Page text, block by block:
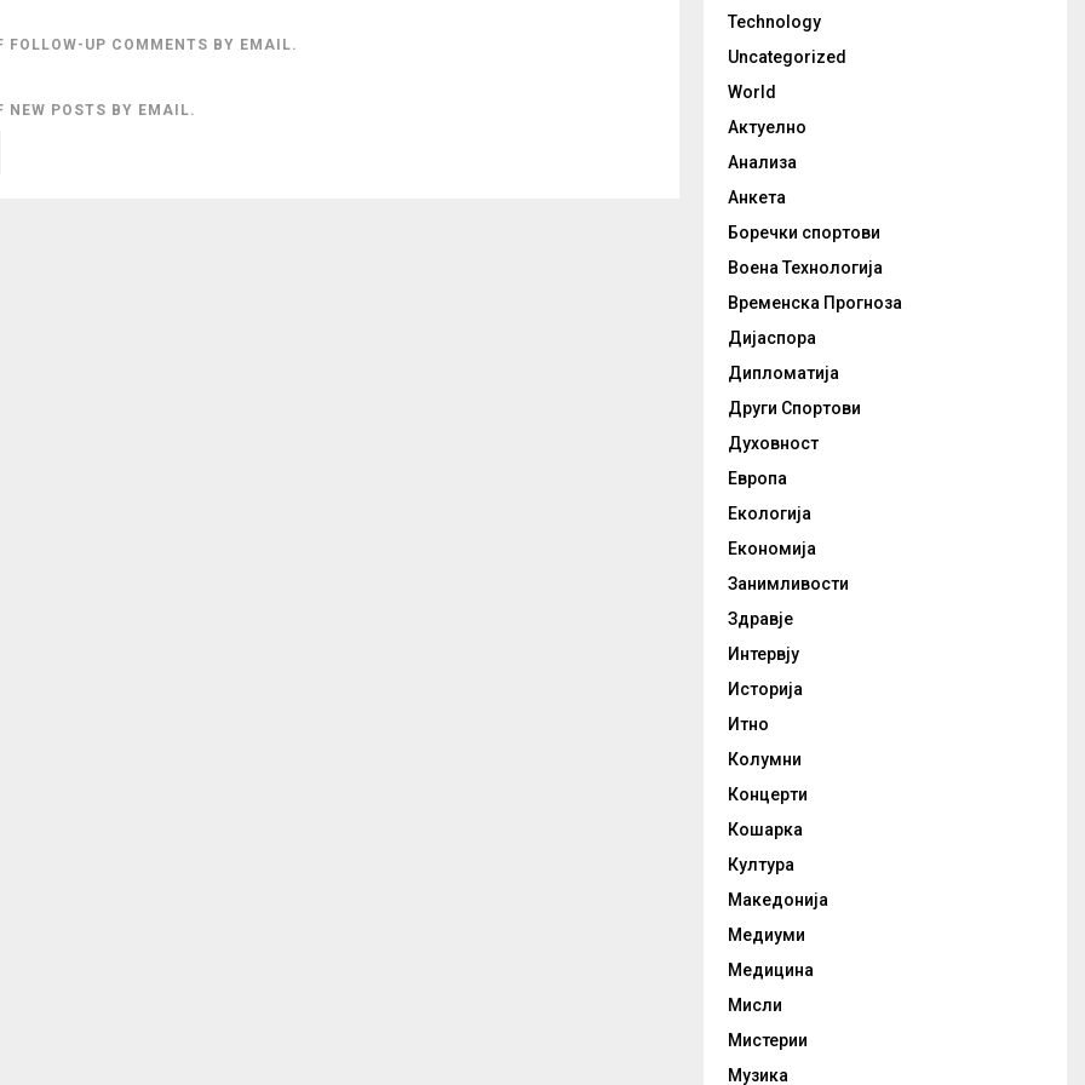
FOLLOW-UP COMMENTS BY EMAIL.
NEW POSTS BY EMAIL.
Technology
Uncategorized
World
Актуелно
Анализа
Анкета
Боречки спортови
Воена Технологија
Временска Прогноза
Дијаспора
Дипломатија
Други Спортови
Духовност
Европа
Екологија
Економија
Занимливости
Здравје
Интервју
Историја
Итно
Колумни
Концерти
Кошарка
Култура
Македонија
Медиуми
Медицина
Мисли
Мистерии
Музика